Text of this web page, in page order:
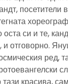
посетители
си и те,
отговорно.
ред,